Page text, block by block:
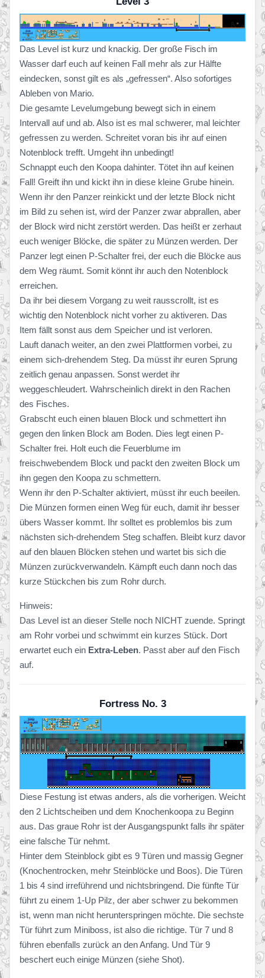
Das Level ist kurz und knackig. Der große Fisch im
Wasser darf euch auf keinen Fall mehr als zur Hälfte
eindecken, sonst gilt es als „gefressen“. Also sofortiges
Ableben von Mario.
Die gesamte Levelumgebung bewegt sich in einem
Intervall auf und ab. Also ist es mal schwerer, mal leichter
gefressen zu werden. Schreitet voran bis ihr auf einen
Notenblock trefft. Umgeht ihn unbedingt!
Schnappt euch den Koopa dahinter. Tötet ihn auf keinen
Fall! Greift ihn und kickt ihn in diese kleine Grube hinein.
Wenn ihr den Panzer reinkickt und der letzte Block nicht
im Bild zu sehen ist, wird der Panzer zwar abprallen, aber
der Block wird nicht zerstört werden. Das heißt er zerhaut
euch weniger Blöcke, die später zu Münzen werden. Der
Panzer legt einen P-Schalter frei, der euch die Blöcke aus
dem Weg räumt. Somit könnt ihr auch den Notenblock
erreichen.
Da ihr bei diesem Vorgang zu weit rausscrollt, ist es
wichtig den Notenblock nicht vorher zu aktiveren. Das
Item fällt sonst aus dem Speicher und ist verloren.
Lauft danach weiter, an den zwei Plattformen vorbei, zu
einem sich-drehendem Steg. Da müsst ihr euren Sprung
zeitlich genau anpassen. Sonst werdet ihr
weggeschleudert. Wahrscheinlich direkt in den Rachen
des Fisches.
Grabscht euch einen blauen Block und schmettert ihn
gegen den linken Block am Boden. Dies legt einen P-
Schalter frei. Holt euch die Feuerblume im
freischwebendem Block und packt den zweiten Block um
ihn gegen den Koopa zu schmettern.
Wenn ihr den P-Schalter aktiviert, müsst ihr euch beeilen.
Die Münzen formen einen Weg für euch, damit ihr besser
übers Wasser kommt. Ihr solltet es problemlos bis zum
nächsten sich-drehendem Steg schaffen. Bleibt kurz davor
auf den blauen Blöcken stehen und wartet bis sich die
Münzen zurückverwandeln. Kämpft euch dann noch das
kurze Stückchen bis zum Rohr durch.
Hinweis:
Das Level ist an dieser Stelle noch NICHT zuende. Springt
am Rohr vorbei und schwimmt ein kurzes Stück. Dort
erwartet euch ein Extra-Leben. Passt aber auf den Fisch
auf.
Fortress No. 3
Diese Festung ist etwas anders, als die vorherigen. Weicht
den 2 Lichtscheiben und dem Knochenkoopa zu Beginn
aus. Das graue Rohr ist der Ausgangspunkt falls ihr später
eine falsche Tür nehmt.
Hinter dem Steinblock gibt es 9 Türen und massig Gegner
(Knochentrocken, mehr Steinblöcke und Boos). Die Türen
1 bis 4 sind irreführend und nichtsbringend. Die fünfte Tür
führt zu einem 1-Up Pilz, der aber schwer zu bekommen
ist, wenn man nicht herunterspringen möchte. Die sechste
Tür führt zum Miniboss, ist also die richtige. Tür 7 und 8
führen ebenfalls zurück an den Anfang. Und Tür 9
beschert euch einige Münzen (siehe Shot).